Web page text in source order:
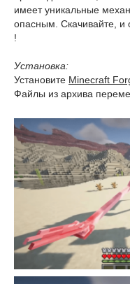
имеет уникальные
опасным. Скачивайте, и
!
Установка:
Установите Minecraft
Файлы из архива